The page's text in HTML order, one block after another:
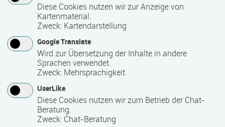
Mindest­teilnehmer­anzahl
1
Maximale Teilnehmerzahl
Diese Cookies nutzen wir zur Anzeige von
Kartenmaterial.
Zweck: Kartendarstellung
Google Translate
Wird zur Übersetzung der Inhalte in andere
Sprachen verwendet.
Zweck: Mehrsprachigkeit
UserLike
Diese Cookies nutzen wir zum Betrieb der Chat-
Beratung.
Zweck: Chat-Beratung